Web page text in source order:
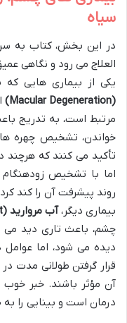
سیاه
در این بخش، کتاب به
العلاج می رود و نگاهی
یکی از بیماری هایی
(Macular Degeneration)
مرتبط است، به تدریج
خواندن، تشخیص چهره ها
تأکید می کنند که هرچند
اما با تشخیص زودهنگام
روند پیشرفت آن را کند
بیماری دیگر،آب مروارید (Cataract)
چشم، باعث تاری دید می
دیده می شود، اما
قرار گرفتن طولانی مدت
آن مؤثر باشند. خبر خوب
درمان است و بینایی را به